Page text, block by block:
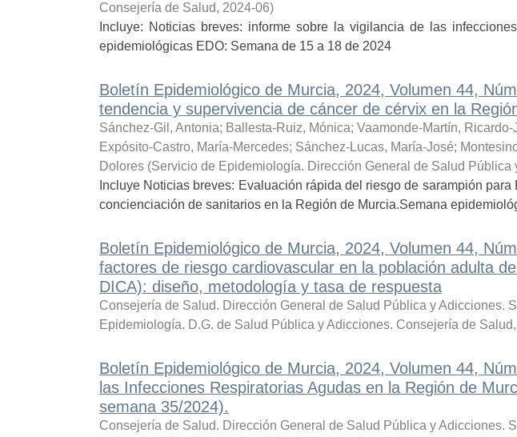
Consejería de Salud, 2024-06)
Incluye: Noticias breves: informe sobre la vigilancia de las
epidemiológicas EDO: Semana de 15 a 18 de 2024
Boletín Epidemiológico de Murcia, 2024, Volumen 44,
tendencia y supervivencia de cáncer de cérvix en la
Sánchez-Gil, Antonia; Ballesta-Ruiz, Mónica; Vaamonde-Martín, Ricardo-
Expósito-Castro, María-Mercedes; Sánchez-Lucas, María-José;
Dolores (Servicio de Epidemiología. Dirección General de Salud Pública
Incluye Noticias breves: Evaluación rápida del riesgo de sarampión
concienciación de sanitarios en la Región de Murcia.Semana
Boletín Epidemiológico de Murcia, 2024, Volumen 44,
factores de riesgo cardiovascular en la población adulta
DICA): diseño, metodología y tasa de respuesta
Consejería de Salud. Dirección General de Salud Pública y Adicciones.
Epidemiología. D.G. de Salud Pública y Adicciones. Consejería de Salud,
Boletín Epidemiológico de Murcia, 2024, Volumen 44,
las Infecciones Respiratorias Agudas en la Región de
semana 35/2024).
Consejería de Salud. Dirección General de Salud Pública y Adicciones.